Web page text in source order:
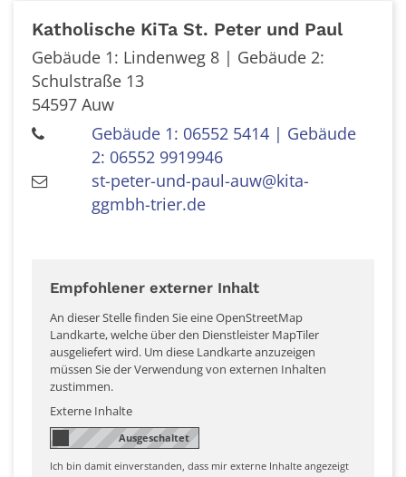
Katholische KiTa St. Peter und Paul
Gebäude 1: Lindenweg 8 | Gebäude 2:
Schulstraße 13
54597 Auw
Gebäude 1: 06552 5414 | Gebäude
2: 06552 9919946
st-peter-und-paul-auw@kita-
ggmbh-trier.de
Empfohlener externer Inhalt
An dieser Stelle finden Sie eine OpenStreetMap
Landkarte, welche über den Dienstleister MapTiler
ausgeliefert wird. Um diese Landkarte anzuzeigen
müssen Sie der Verwendung von externen Inhalten
zustimmen.
Externe Inhalte
Ich bin damit einverstanden, dass mir externe Inhalte angezeigt